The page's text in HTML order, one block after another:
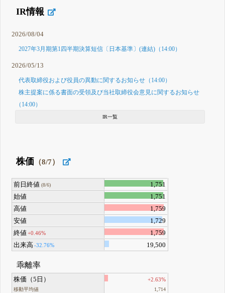
IR情報
2026/08/04
2027年3月期第1四半期決算短信〔日本基準〕(連結)（14:00）
2026/05/13
代表取締役および役員の異動に関するお知らせ（14:00）
株主提案に係る書面の受領及び当社取締役会意見に関するお知らせ
（14:00）
IR一覧
株価 （8/7）
前日終値 (8/6)
1,751
始値
1,751
高値
1,759
安値
1,729
終値+0.46%
1,759
出来高 -32.76% 19,500
乖離率
株価（5日）
移動平均値
+2.63%
1,714